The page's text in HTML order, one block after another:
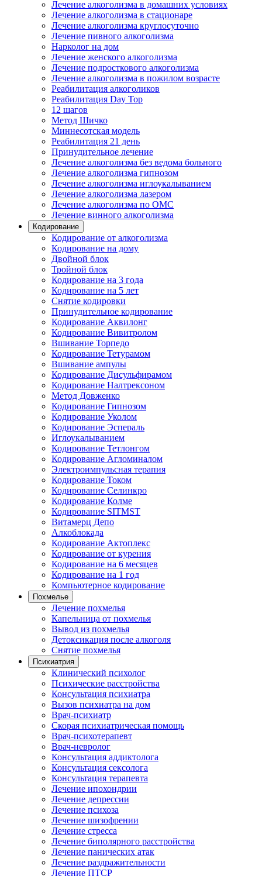
Лечение алкоголизма в домашних условиях
Лечение алкоголизма в стационаре
Лечение алкоголизма круглосуточно
Лечение пивного алкоголизма
Нарколог на дом
Лечение женского алкоголизма
Лечение подросткового алкоголизма
Лечение алкоголизма в пожилом возрасте
Реабилитация алкоголиков
Реабилитация Day Top
12 шагов
Метод Шичко
Миннесотская модель
Реабилитация 21 день
Принудительное лечение
Лечение алкоголизма без ведома больного
Лечение алкоголизма гипнозом
Лечение алкоголизма иглоукалыванием
Лечение алкоголизма лазером
Лечение алкоголизма по ОМС
Лечение винного алкоголизма
Кодирование
Кодирование от алкоголизма
Кодирование на дому
Двойной блок
Тройной блок
Кодирование на 3 года
Кодирование на 5 лет
Снятие кодировки
Принудительное кодирование
Кодирование Аквилонг
Кодирование Вивитролом
Вшивание Торпедо
Кодирование Тетурамом
Вшивание ампулы
Кодирование Дисульфирамом
Кодирование Налтрексоном
Метод Довженко
Кодирование Гипнозом
Кодирование Уколом
Кодирование Эспераль
Иглоукалыванием
Кодирование Тетлонгом
Кодирование Агломиналом
Электроимпульсная терапия
Кодирование Током
Кодирование Селинкро
Кодирование Колме
Кодирование SITMST
Витамерц Депо
Алкоблокада
Кодирование Актоплекс
Кодирование от курения
Кодирование на 6 месяцев
Кодирование на 1 год
Компьютерное кодирование
Похмелье
Лечение похмелья
Капельница от похмелья
Вывод из похмелья
Детоксикация после алкоголя
Снятие похмелья
Психиатрия
Клинический психолог
Психические расстройства
Консультация психиатра
Вызов психиатра на дом
Врач-психиатр
Скорая психиатрическая помощь
Врач-психотерапевт
Врач-невролог
Консультация аддиктолога
Консультация сексолога
Консультация терапевта
Лечение ипохондрии
Лечение депрессии
Лечение психоза
Лечение шизофрении
Лечение стресса
Лечение биполярного расстройства
Лечение панических атак
Лечение раздражительности
Лечение ПТСР